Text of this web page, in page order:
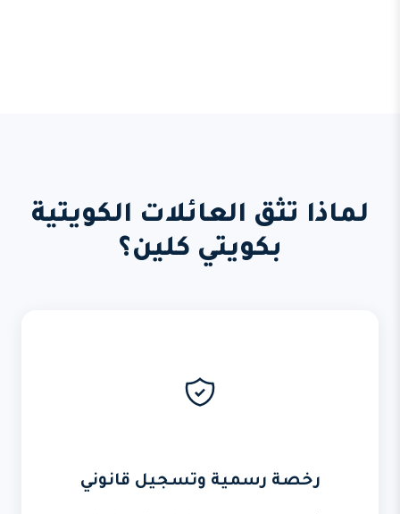
لماذا تثق العائلات الكويتية
بكويتي كلين؟
رخصة رسمية وتسجيل قانوني